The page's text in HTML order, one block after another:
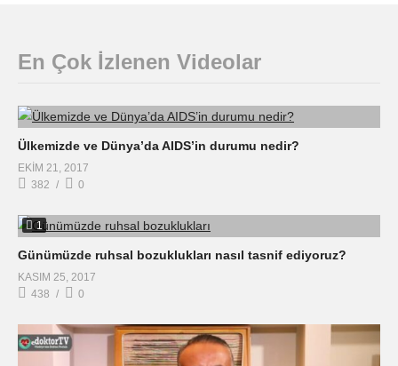
En Çok İzlenen Videolar
Ülkemizde ve Dünya’da AIDS’in durumu nedir?
EKIM 21, 2017
382
0
1
Günümüzde ruhsal bozuklukları nasıl tasnif ediyoruz?
KASIM 25, 2017
438
0